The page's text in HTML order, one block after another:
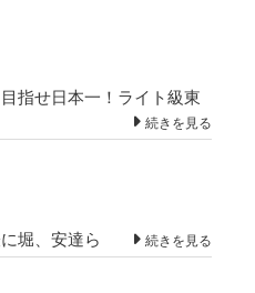
指せ日本一！ライト級東
続きを見る
堀、安達ら 続きを見る